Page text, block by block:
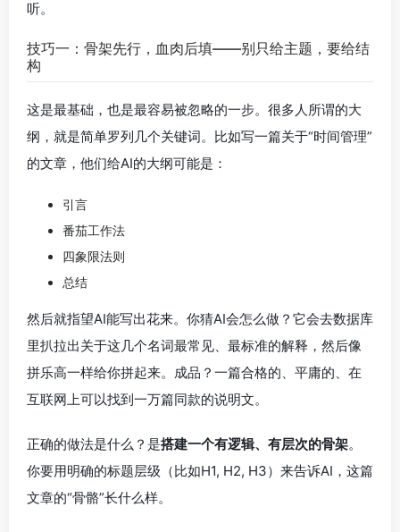
听。
技巧一：骨架先行，血肉后填——别只给主题，要给结
构
这是最基础，也是最容易被忽略的一步。很多人所谓的大
纲，就是简单罗列几个关键词。比如写一篇关于“时间管理”
的文章，他们给AI的大纲可能是：
引言
番茄工作法
四象限法则
总结
然后就指望AI能写出花来。你猜AI会怎么做？它会去数据库
里扒拉出关于这几个名词最常见、最标准的解释，然后像
拼乐高一样给你拼起来。成品？一篇合格的、平庸的、在
互联网上可以找到一万篇同款的说明文。
正确的做法是什么？是搭建一个有逻辑、有层次的骨架。
你要用明确的标题层级（比如H1, H2, H3）来告诉AI，这篇
文章的“骨骼”长什么样。